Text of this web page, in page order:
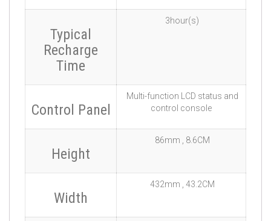
Typical
Recharge
Time
3hour(s)
Control Panel
Multi-function LCD status and
control console
Height
86mm , 8.6CM
Width
432mm , 43.2CM